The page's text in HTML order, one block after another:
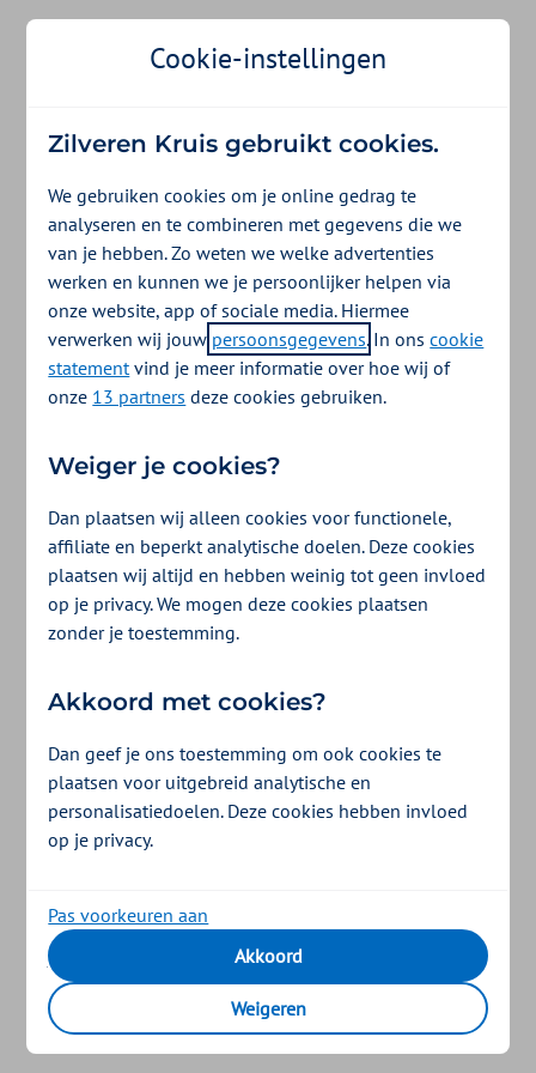
Cookie-instellingen
Zilveren Kruis gebruikt cookies.
We gebruiken cookies om je online gedrag te
analyseren en te combineren met gegevens die we
van je hebben. Zo weten we welke advertenties
werken en kunnen we je persoonlijker helpen via
onze website, app of sociale media. Hiermee
verwerken wij jouw persoonsgegevens. In onscookie
statementvind je meer informatie over hoe wij of
onze 13 partners deze cookies gebruiken.
Weiger je cookies?
Dan plaatsen wij alleen cookies voor functionele,
affiliate en beperkt analytische doelen. Deze cookies
plaatsen wij altijd en hebben weinig tot geen invloed
op je privacy. We mogen deze cookies plaatsen
zonder je toestemming.
Akkoord met cookies?
Dan geef je ons toestemming om ook cookies te
plaatsen voor uitgebreid analytische en
personalisatiedoelen. Deze cookies hebben invloed
op je privacy.
Zelf je voorkeuren aanpassen?
Je bepaalt zelf voor welke doelen wij cookies mogen
plaatsen. Je keuze kun je op elk moment wijzigen. Of
trek je toestemming in via de link “Cookie-
Pas voorkeuren aan
Akkoord
Weigeren